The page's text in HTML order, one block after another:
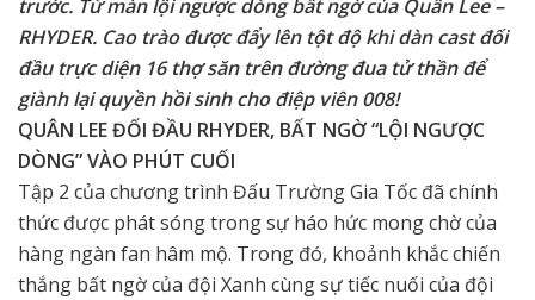
trước. Từ màn lội ngược dòng bất ngờ của Quân Lee –
RHYDER. Cao trào được đẩy lên tột độ khi dàn cast đối
đầu trực diện 16 thợ săn trên đường đua tử thần để
giành lại quyền hồi sinh cho điệp viên 008!
QUÂN LEE ĐỐI ĐẦU RHYDER, BẤT NGỜ “LỘI NGƯỢC
DÒNG” VÀO PHÚT CUỐI
Tập 2 của chương trình Đấu Trường Gia Tốc đã chính
thức được phát sóng trong sự háo hức mong chờ của
hàng ngàn fan hâm mộ. Trong đó, khoảnh khắc chiến
thắng bất ngờ của đội Xanh cùng sự tiếc nuối của đội